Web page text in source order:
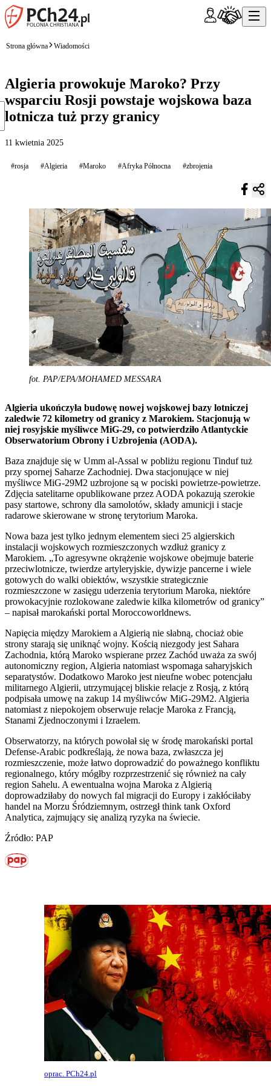
Strona główna Wiadomości
Algieria prowokuje Maroko? Przy
wsparciu Rosji powstaje wojskowa baza
lotnicza tuż przy granicy
11 kwietnia 2025
#rosja #Algieria #Maroko #Afryka Północna #zbrojenia
fot. PAP/EPA/MOHAMED MESSARA
Algieria ukończyła budowę nowej wojskowej bazy lotniczej
zaledwie 72 kilometry od granicy z Marokiem. Stacjonują w
niej rosyjskie myśliwce MiG-29, co potwierdziło Atlantyckie
Obserwatorium Obrony i Uzbrojenia (AODA).
Baza znajduje się w Umm al-Assal w pobliżu regionu Tinduf tuż
przy spornej Saharze Zachodniej. Dwa stacjonujące w niej
myśliwce MiG-29M2 uzbrojone są w pociski powietrze-powietrze.
Zdjęcia satelitarne opublikowane przez AODA pokazują szerokie
pasy startowe, schrony dla samolotów, składy amunicji i stacje
radarowe skierowane w stronę terytorium Maroka.
Nowa baza jest tylko jednym elementem sieci 25 algierskich
instalacji wojskowych rozmieszczonych wzdłuż granicy z
Marokiem. „To agresywne okrążenie wojskowe obejmuje baterie
przeciwlotnicze, twierdze artyleryjskie, dywizje pancerne i wiele
gotowych do walki obiektów, wszystkie strategicznie
rozmieszczone w zasięgu uderzenia terytorium Maroka, niektóre
prowokacyjnie rozlokowane zaledwie kilka kilometrów od granicy”
– napisał marokański portal Moroccoworldnews.
Napięcia między Marokiem a Algierią nie słabną, chociaż obie
strony starają się uniknąć wojny. Kością niezgody jest Sahara
Zachodnia, którą Maroko wspierane przez Zachód uważa za swój
autonomiczny region, Algieria natomiast wspomaga saharyjskich
separatystów. Dodatkowo Maroko jest nieufne wobec potencjału
militarnego Algierii, utrzymującej bliskie relacje z Rosją, z którą
podpisała umowę na zakup 14 myśliwców MiG-29M2. Algieria
natomiast z niepokojem obserwuje relacje Maroka z Francją,
Stanami Zjednoczonymi i Izraelem.
Obserwatorzy, na których powołał się w środę marokański portal
Defense-Arabic podkreślają, że nowa baza, zwłaszcza jej
rozmieszczenie, może łatwo doprowadzić do poważnego konfliktu
regionalnego, który mógłby rozprzestrzenić się również na cały
region Sahelu. A ewentualna wojna Maroka z Algierią
doprowadziłaby do nowych fal migracji do Europy i zakłóciłaby
handel na Morzu Śródziemnym, ostrzegł think tank Oxford
Analytica, zajmujący się analizą ryzyka na świecie.
Źródło: PAP
oprac. PCh24.pl